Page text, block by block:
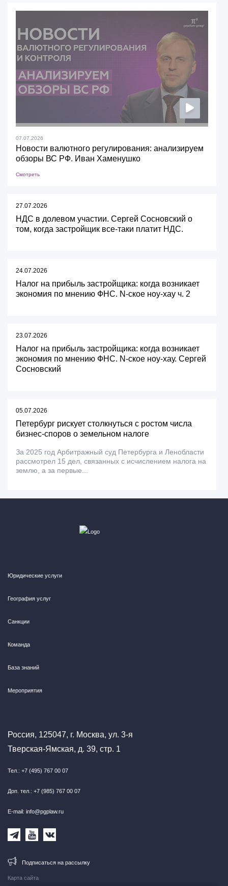
07.07.2026
Новости валютного регулирования: анализируем
обзоры ВС РФ. Иван Хаменушко
Смотреть
27.07.2026
НДС в долевом участии. Сергей Сосновский о
том, когда застройщик все-таки платит НДС.
24.07.2026
Налог на прибыль застройщика: когда возникает
экономия по мнению ФНС. N-ское ноу-хау ч. 2
23.07.2026
Налог на прибыль застройщика: когда возникает
экономия по мнению ФНС. N-ское ноу-хау. Сергей
Сосновский
05.07.2026
Петербург рискует столкнуться с ростом числа
бизнес-споров о земельном налоге
За 2025 год Арбитражный суд Петербурга и Ленобласти
рассмотрел 15 дел, связанных с исчислением налога на
землю, а за первые...
Карта сайта
Юридические услуги
География услуг
Санкции
Команда
База знаний
Мероприятия
Россия, 125047, г. Москва, ул. 3-я
Тверская-Ямская, д. 39, стр. 1
Тел.: +7 (495) 767 00 07
Доп. тел.: +7 (985) 767 00 07
E-mail: info@pgplaw.ru
Подписаться на рассылку